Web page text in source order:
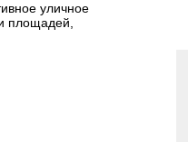
уличное
площадей,